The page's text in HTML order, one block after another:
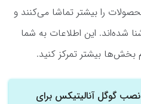
را بیشتر تماشا می‌کنند و
شده‌اند. این اطلاعات به شما
بیشتر تمرکز کنید.
گوگل آنالیتیکس برای